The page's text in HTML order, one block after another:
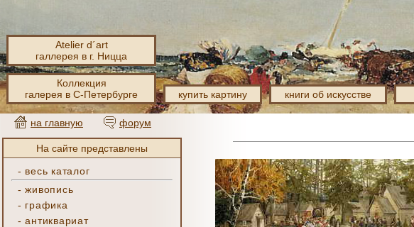
Atelier d´art
галлерея в г. Ницца
Коллекция
галерея в С-Петербурге
купить картину книги об искусстве
на главную форум
На сайте представлены
- весь каталог
-живопись
- графика
-антиквариат